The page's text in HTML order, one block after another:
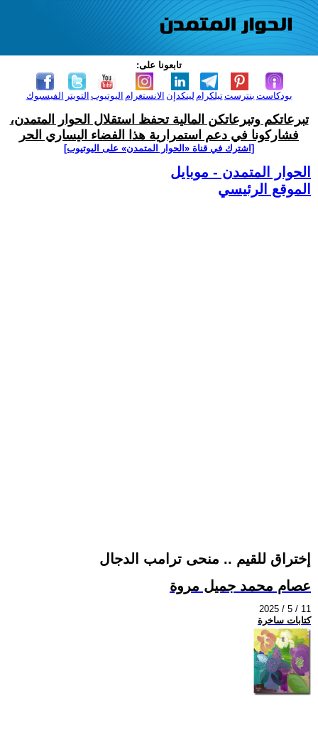
تابعونا على:
الفيسبوك التويتر اليوتيوب الانستغرام لينكدإن تيلكرامبنترست بودكاست
تبرعاتكم وتبرعاتكن المالية تحفظ استقلال الحوار المتمدن،
فشاركونا في دعم استمرارية هذا الفضاء اليساري الحر
[اشترك في قناة ‫«الحوار المتمدن» على اليوتيوب]
الحوار المتمدن - موبايل
الموقع الرئيسي
إختراق للقيم .. منحى ترامب الدجال
عصام محمد جميل مروة
2025 / 5 / 11
كتابات ساخرة